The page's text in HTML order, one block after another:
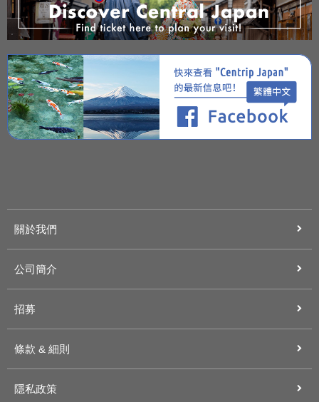
關於我們
公司簡介
招募
條款 & 細則
隱私政策